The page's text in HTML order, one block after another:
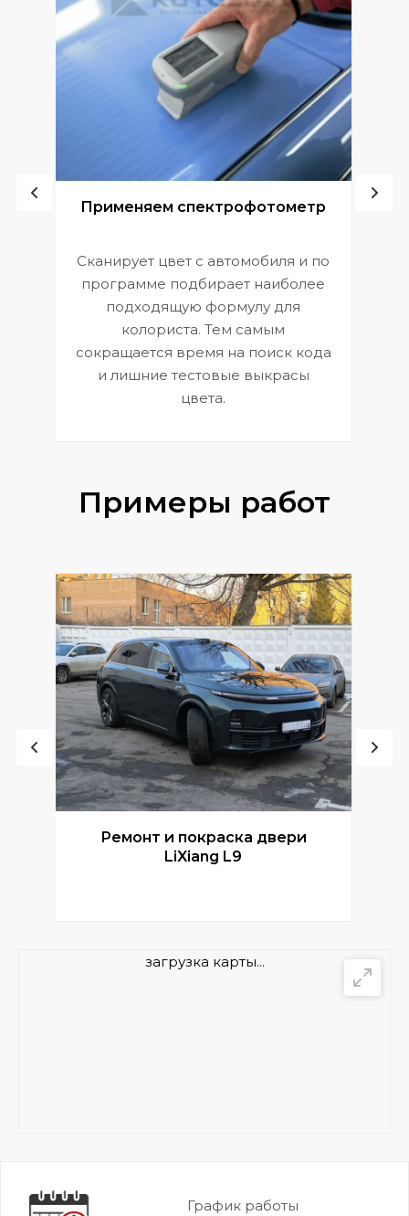
Применяем спектрофотометр
Сканирует цвет с автомобиля и по
программе подбирает наиболее
подходящую формулу для
колориста. Тем самым
сокращается время на поиск кода
и лишние тестовые выкрасы
цвета.
Примеры работ
Ремонт и покраска двери
LiXiang L9
загрузка карты...
График работы